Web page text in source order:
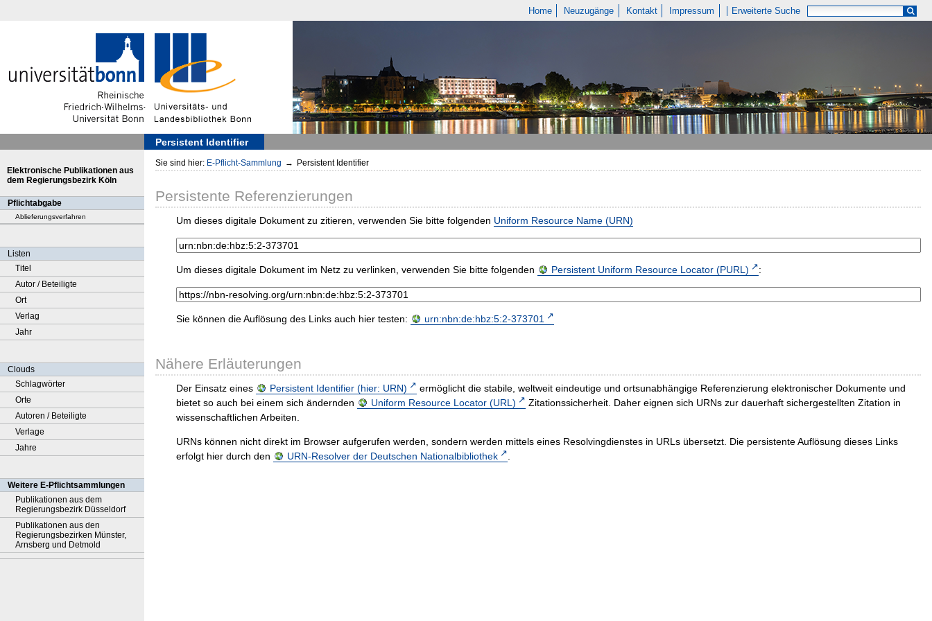
Home Neuzugänge Kontakt Impressum Erweiterte Suche
Persistent Identifier
Elektronische Publikationen aus
dem Regierungsbezirk Köln
Pflichtabgabe
Ablieferungsverfahren
Listen
Titel
Autor / Beteiligte
Ort
Verlag
Jahr
Clouds
Schlagwörter
Orte
Autoren / Beteiligte
Verlage
Jahre
Weitere E-Pflichtsammlungen
Publikationen aus dem
Regierungsbezirk Düsseldorf
Publikationen aus den
Regierungsbezirken Münster,
Arnsberg und Detmold
Sie sind hier: E-Pflicht-Sammlung → Persistent Identifier
Persistente Referenzierungen
Um dieses digitale Dokument zu zitieren, verwenden Sie bitte folgenden Uniform Resource Name (URN)
Um dieses digitale Dokument im Netz zu verlinken, verwenden Sie bitte folgenden Persistent Uniform Resource Locator (PURL) :
Sie können die Auflösung des Links auch hier testen: urn:nbn:de:hbz:5:2-373701
Nähere Erläuterungen
Der Einsatz eines Persistent Identifier (hier: URN)
ermöglicht die stabile, weltweit eindeutige und ortsunabhängige Referenzierung elektronischer Dokumente und
bietet so auch bei einem sich ändernden
Uniform Resource Locator (URL)
Zitationssicherheit. Daher eignen sich URNs zur dauerhaft sichergestellten Zitation in
wissenschaftlichen Arbeiten.
URNs können nicht direkt im Browser aufgerufen werden, sondern werden mittels eines Resolvingdienstes in URLs übersetzt. Die persistente Auflösung dieses Links
erfolgt hier durch den
URN-Resolver der Deutschen Nationalbibliothek .